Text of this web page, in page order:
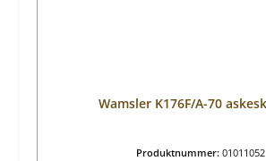
Wamsler K176F/A-70
Produktnummer: 01011052